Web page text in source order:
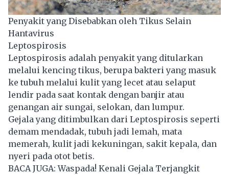
Penyakit yang Disebabkan oleh Tikus Selain
Hantavirus
Leptospirosis
Leptospirosis adalah penyakit yang ditularkan
melalui kencing tikus, berupa bakteri yang masuk
ke tubuh melalui kulit yang lecet atau selaput
lendir pada saat kontak dengan banjir atau
genangan air sungai, selokan, dan lumpur.
Gejala yang ditimbulkan dari Leptospirosis seperti
demam mendadak, tubuh jadi lemah, mata
memerah, kulit jadi kekuningan, sakit kepala, dan
nyeri pada otot betis.
BACA JUGA: Waspada! Kenali Gejala Terjangkit